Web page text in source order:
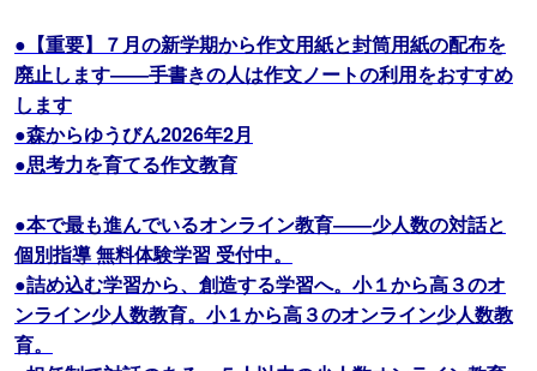
●【重要】７月の新学期から作文用紙と封筒用紙の配布を
廃止します――手書きの人は作文ノートの利用をおすすめ
します
●森からゆうびん2026年2月
●思考力を育てる作文教育
●本で最も進んでいるオンライン教育――少人数の対話と
個別指導 無料体験学習 受付中。
●詰め込む学習から、創造する学習へ。小１から高３のオ
ンライン少人数教育。小１から高３のオンライン少人数教
育。